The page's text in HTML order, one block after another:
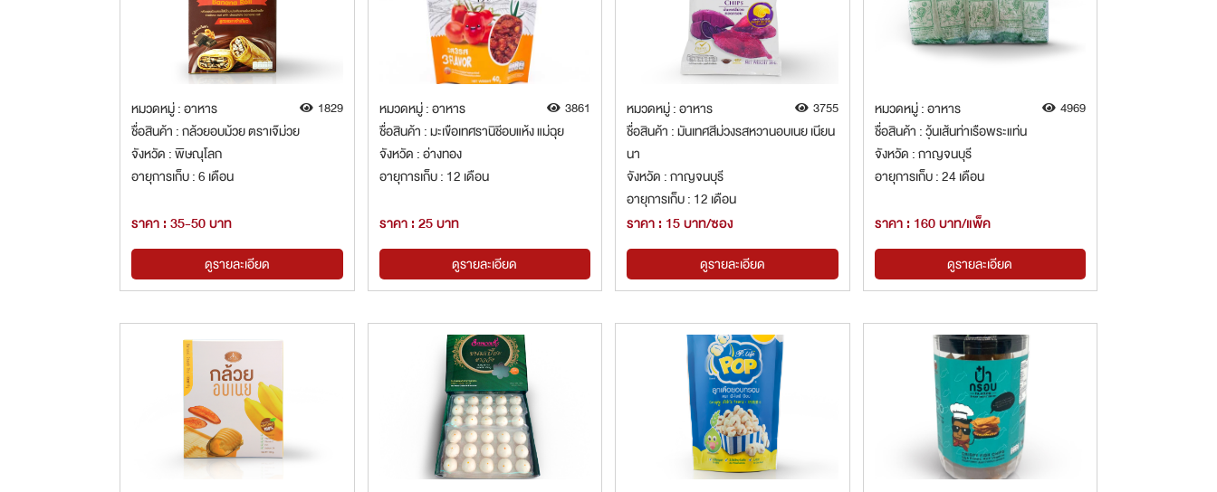
หมวดหมู่ : อาหาร 1829
ชื่อสินค้า : กล้วยอบม้วย ตราเจ๊ม่วย
จังหวัด : พิษณุโลก
อายุการเก็บ : 6 เดือน
ราคา : 35-50 บาท
ดูรายละเอียด
หมวดหมู่ : อาหาร 3861
ชื่อสินค้า : มะเขือเทศรานิชีอบแห้ง แม่ฉุย
จังหวัด : อ่างทอง
อายุการเก็บ : 12 เดือน
ราคา : 25 บาท
ดูรายละเอียด
หมวดหมู่ : อาหาร 3755
ชื่อสินค้า : มันเทศสีม่วงรสหวานอบเนย เนียน
นา
จังหวัด : กาญจนบุรี
อายุการเก็บ : 12 เดือน
ราคา : 15 บาท/ซอง
ดูรายละเอียด
หมวดหมู่ : อาหาร 4969
ชื่อสินค้า : วุ้นเส้นท่าเรือพระแท่น
จังหวัด : กาญจนบุรี
อายุการเก็บ : 24 เดือน
ราคา : 160 บาท/แพ็ค
ดูรายละเอียด